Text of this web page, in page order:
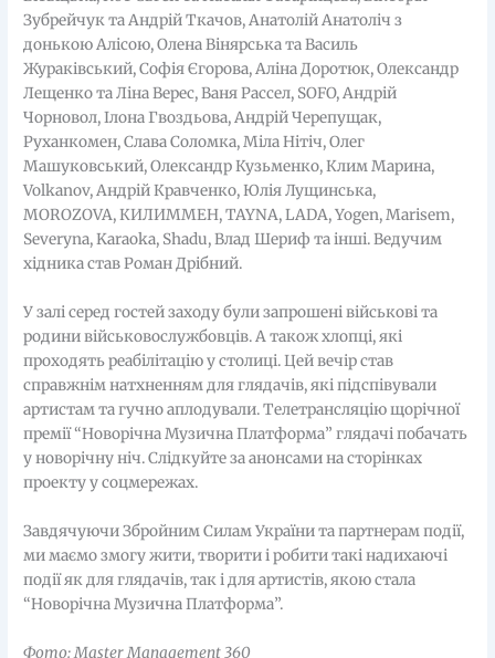
Зубрейчук та Андрій Ткачов, Анатолій Анатоліч з
донькою Алісою, Олена Вінярська та Василь
Жураківський, Софія Єгорова, Аліна Доротюк, Олександр
Лещенко та Ліна Верес, Ваня Рассел, SOFO, Андрій
Чорновол, Ілона Гвоздьова, Андрій Черепущак,
Руханкомен, Слава Соломка, Міла Нітіч, Олег
Машуковський, Олександр Кузьменко, Клим Марина,
Volkanov, Андрій Кравченко, Юлія Лущинська,
MOROZOVA, КИЛИММЕН, TAYNA, LADA, Yogen, Marisem,
Severyna, Karaoka, Shadu, Влад Шериф та інші. Ведучим
хідника став Роман Дрібний.
У залі серед гостей заходу були запрошені військові та
родини військовослужбовців. А також хлопці, які
проходять реабілітацію у столиці. Цей вечір став
справжнім натхненням для глядачів, які підспівували
артистам та гучно аплодували. Телетрансляцію щорічної
премії “Новорічна Музична Платформа” глядачі побачать
у новорічну ніч. Слідкуйте за анонсами на сторінках
проекту у соцмережах.
Завдячуючи Збройним Силам України та партнерам події,
ми маємо змогу жити, творити і робити такі надихаючі
події як для глядачів, так і для артистів, якою стала
“Новорічна Музична Платформа”.
Фото:Master Management 360